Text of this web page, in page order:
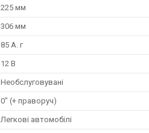
225 мм
306 мм
85 А. г
12 В
Необслуговувані
0" (+ праворуч)
Легкові автомобілі